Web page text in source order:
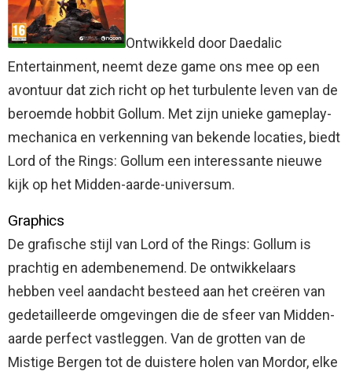
Ontwikkeld door Daedalic
Entertainment, neemt deze game ons mee op een
avontuur dat zich richt op het turbulente leven van de
beroemde hobbit Gollum. Met zijn unieke gameplay-
mechanica en verkenning van bekende locaties, biedt
Lord of the Rings: Gollum een interessante nieuwe
kijk op het Midden-aarde-universum.
Graphics
De grafische stijl van Lord of the Rings: Gollum is
prachtig en adembenemend. De ontwikkelaars
hebben veel aandacht besteed aan het creëren van
gedetailleerde omgevingen die de sfeer van Midden-
aarde perfect vastleggen. Van de grotten van de
Mistige Bergen tot de duistere holen van Mordor, elke